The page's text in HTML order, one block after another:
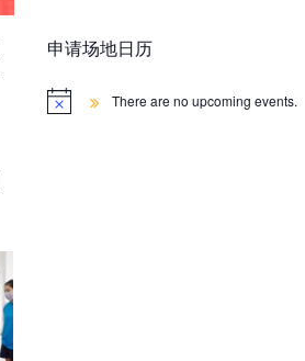
申请场地日历
There are no upcoming events.